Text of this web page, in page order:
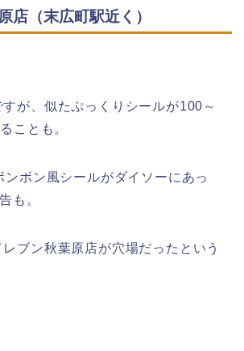
店（末広町駅近く）
が、似たぷっくりシールが100～
ことも。
ンボン風シールがダイソーにあっ
も。
ブン秋葉原店が穴場だったという